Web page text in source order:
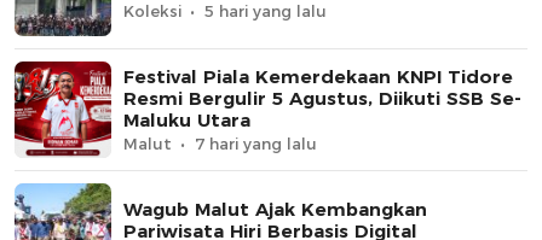
Koleksi 5 hari yang lalu
Festival Piala Kemerdekaan KNPI Tidore
Resmi Bergulir 5 Agustus, Diikuti SSB Se-
Maluku Utara
Malut 7 hari yang lalu
Wagub Malut Ajak Kembangkan
Pariwisata Hiri Berbasis Digital